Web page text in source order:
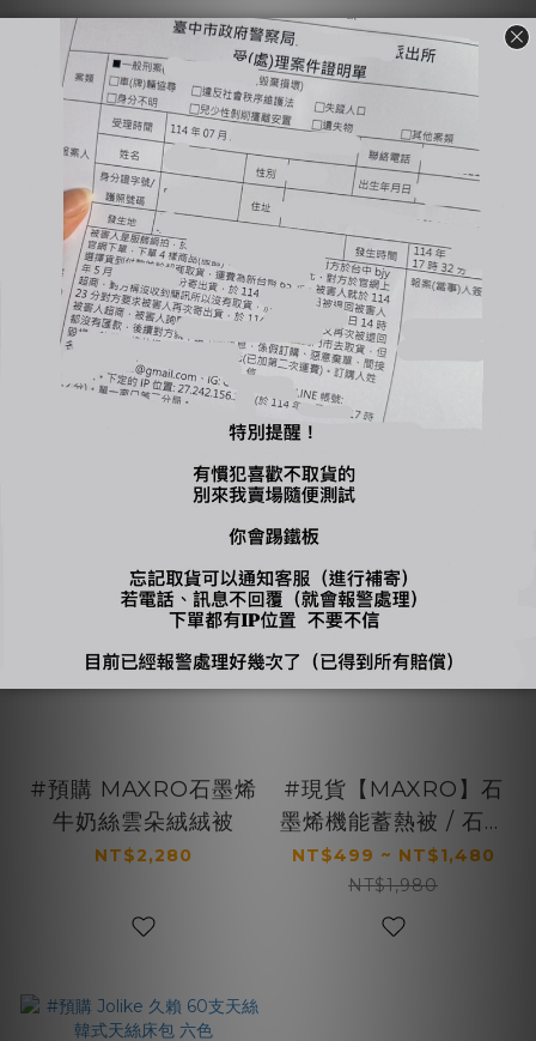
販售結束
#預購 韓國連線 天絲
莫代爾 棉被 四季被 單
人被 雙人被 小熊 狗狗
灰熊
NT$2,080 ~ NT$2,380
#預購 MAXRO 石墨
烯銀離子澎澎棉花被 2
色
NT$1,680
#預購 MAXRO石墨烯
牛奶絲雲朵絨絨被
NT$2,280
#現貨【MAXRO】石
墨烯機能蓄熱被 / 石墨
烯機能碟型枕 記憶枕
NT$499 ~ NT$1,480
NT$1,980